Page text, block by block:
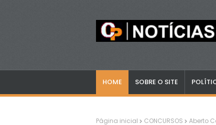
HOME SOBRE O SITE
Página inicial CONCURSOS
Aberto